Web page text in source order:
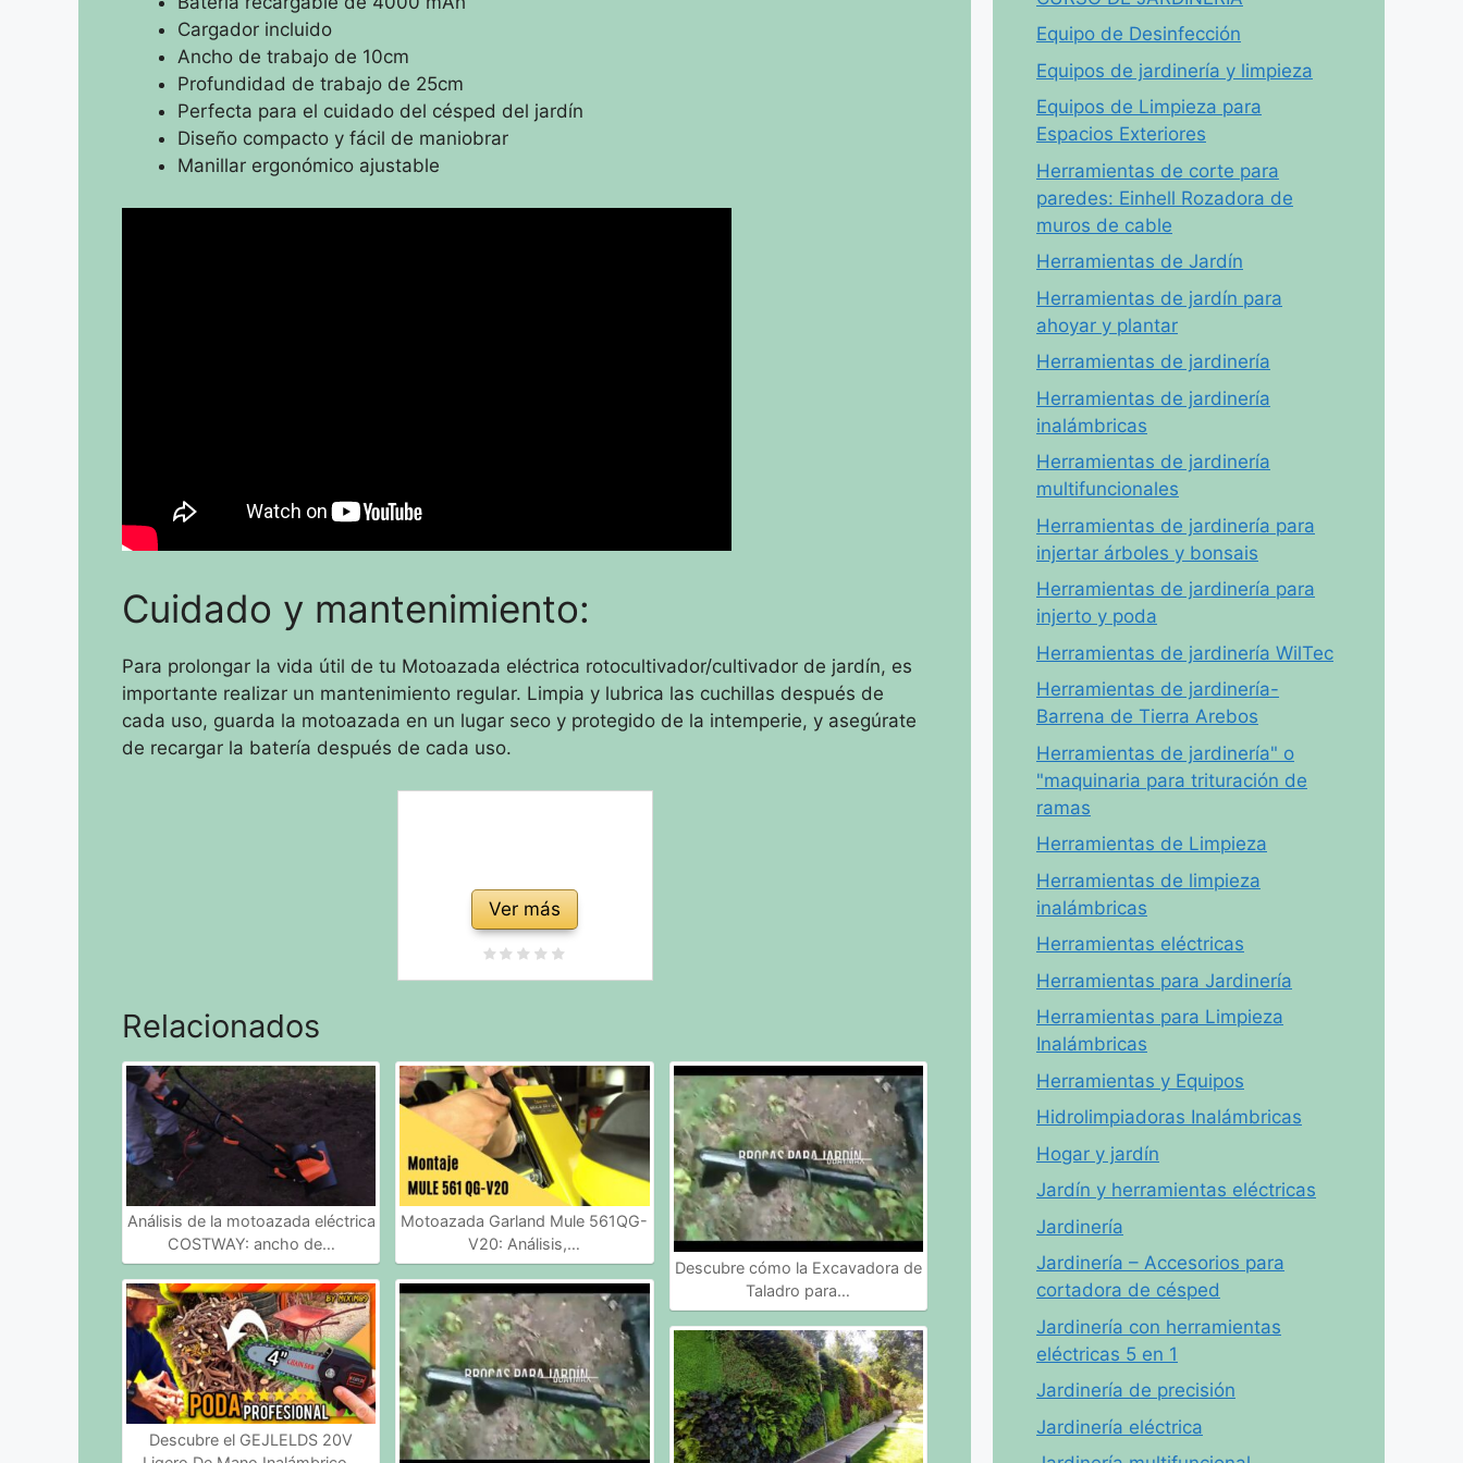
Cargador incluido
Ancho de trabajo de 10cm
Profundidad de trabajo de 25cm
Perfecta para el cuidado del césped del jardín
Diseño compacto y fácil de maniobrar
Manillar ergonómico ajustable
Cuidado y mantenimiento:
Para prolongar la vida útil de tu Motoazada eléctrica rotocultivador/cultivador de jardín, es
importante realizar un mantenimiento regular. Limpia y lubrica las cuchillas después de
cada uso, guarda la motoazada en un lugar seco y protegido de la intemperie, y asegúrate
de recargar la batería después de cada uso.
Ver más
Relacionados
Análisis de la motoazada eléctrica
COSTWAY: ancho de…
Descubre el GEJLELDS 20V
Motoazada Garland Mule 561QG-
V20: Análisis,…
Descubre cómo la Excavadora de
Taladro para…
Equipo de Desinfección
Equipos de jardinería y limpieza
Equipos de Limpieza para
Espacios Exteriores
Herramientas de corte para
paredes: Einhell Rozadora de
muros de cable
Herramientas de Jardín
Herramientas de jardín para
ahoyar y plantar
Herramientas de jardinería
Herramientas de jardinería
inalámbricas
Herramientas de jardinería
multifuncionales
Herramientas de jardinería para
injertar árboles y bonsais
Herramientas de jardinería para
injerto y poda
Herramientas de jardinería WilTec
Herramientas de jardinería-
Barrena de Tierra Arebos
Herramientas de jardinería" o
"maquinaria para trituración de
ramas
Herramientas de Limpieza
Herramientas de limpieza
inalámbricas
Herramientas eléctricas
Herramientas para Jardinería
Herramientas para Limpieza
Inalámbricas
Herramientas y Equipos
Hidrolimpiadoras Inalámbricas
Hogar y jardín
Jardín y herramientas eléctricas
Jardinería
Jardinería – Accesorios para
cortadora de césped
Jardinería con herramientas
eléctricas 5 en 1
Jardinería de precisión
Jardinería eléctrica